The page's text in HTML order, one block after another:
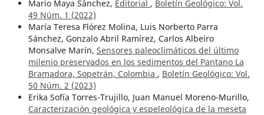
Mario Maya Sánchez, Editorial , Boletín Geológico: Vol.
49 Núm. 1 (2022)
María Teresa Flórez Molina, Luis Norberto Parra
Sánchez, Gonzalo Abril Ramírez, Carlos Albeiro
Monsalve Marín, Sensores paleoclimáticos del último
milenio preservados en los sedimentos del Pantano La
Bramadora, Sopetrán, Colombia , Boletín Geológico: Vol.
50 Núm. 2 (2023)
Erika Sofía Torres-Trujillo, Juan Manuel Moreno-Murillo,
Caracterización geológica y espeleológica de la meseta